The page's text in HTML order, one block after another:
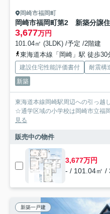
岡崎市福岡町
岡崎市福岡町第2 新築分
3,677万円
101.04㎡ (3LDK) /予定 /2階建
東海道本線「岡崎」駅 徒歩30
建設住宅性能評価書付 耐震構
新築
東海道本線岡崎駅周辺への引っ越
☆通学区域の小学校は岡崎市立福
見る
販売中の物件
3,677万円
- / 101.04㎡ /
新築一戸建